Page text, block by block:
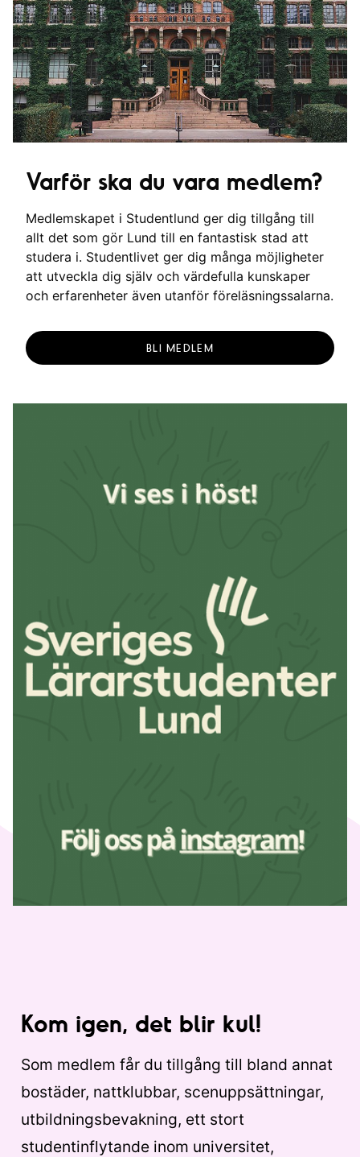
Varför ska du vara medlem?
Medlemskapet i Studentlund ger dig tillgång till
allt det som gör Lund till en fantastisk stad att
studera i. Studentlivet ger dig många möjligheter
att utveckla dig själv och värdefulla kunskaper
och erfarenheter även utanför föreläsningssalarna.
BLI MEDLEM
Kom igen, det blir kul!
Som medlem får du tillgång till bland annat
bostäder, nattklubbar, scenuppsättningar,
utbildningsbevakning, ett stort
studentinflytande inom universitet,